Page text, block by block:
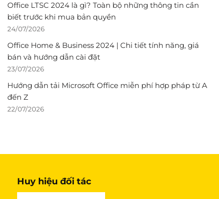
Office LTSC 2024 là gì? Toàn bộ những thông tin cần
biết trước khi mua bản quyền
24/07/2026
Office Home & Business 2024 | Chi tiết tính năng, giá
bán và hướng dẫn cài đặt
23/07/2026
Hướng dẫn tải Microsoft Office miễn phí hợp pháp từ A
đến Z
22/07/2026
Huy hiệu đối tác